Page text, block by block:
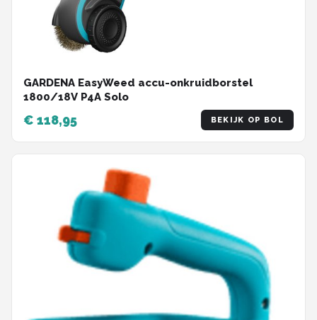
GARDENA EasyWeed accu-onkruidborstel
1800/18V P4A Solo
€ 118,95 BEKIJK OP BOL